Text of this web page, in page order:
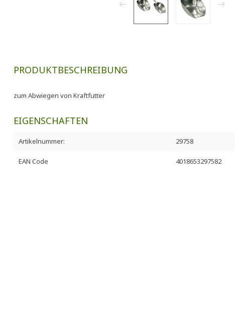
PRODUKTBESCHREIBUNG
zum Abwiegen von Kraftfutter
EIGENSCHAFTEN
Artikelnummer: 29758
EAN Code 4018653297582